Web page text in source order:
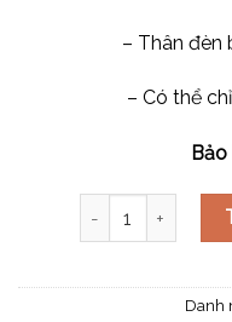
– Thân đèn
– Có thể
Bảo
Đèn lon nổi LED
Danh